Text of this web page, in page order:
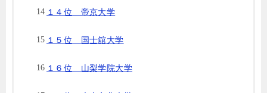
１４位 帝京大学
１５位 国士舘大学
１６位 山梨学院大学